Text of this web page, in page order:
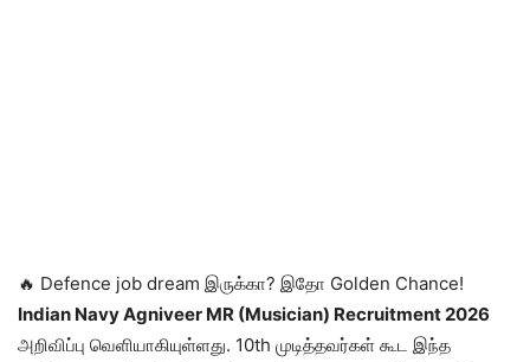
🔥 Defence job dream இருக்கா? இதோ Golden Chance!
Indian Navy Agniveer MR (Musician) Recruitment 2026
அறிவிப்பு வெளியாகியுள்ளது. 10th முடித்தவர்கள் கூட இந்த